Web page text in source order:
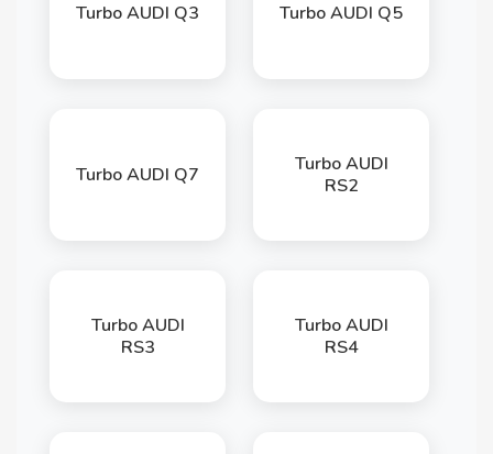
Turbo AUDI Q3 Turbo AUDI Q5
Turbo AUDI Q7
Turbo AUDI
RS2
Turbo AUDI
RS3
Turbo AUDI
RS4